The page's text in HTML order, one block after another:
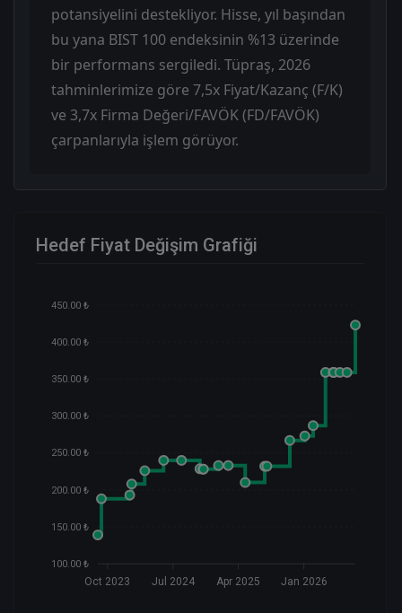
potansiyelini destekliyor. Hisse, yıl başından
bu yana BIST 100 endeksinin %13 üzerinde
bir performans sergiledi. Tüpraş, 2026
tahminlerimize göre 7,5x Fiyat/Kazanç (F/K)
ve 3,7x Firma Değeri/FAVÖK (FD/FAVÖK)
çarpanlarıyla işlem görüyor.
Hedef Fiyat Değişim Grafiği
450.00 ₺
400.00 ₺
350.00 ₺
300.00 ₺
250.00 ₺
200.00 ₺
150.00 ₺
100.00 ₺
Oct 2023 Jul 2024 Apr 2025 Jan 2026